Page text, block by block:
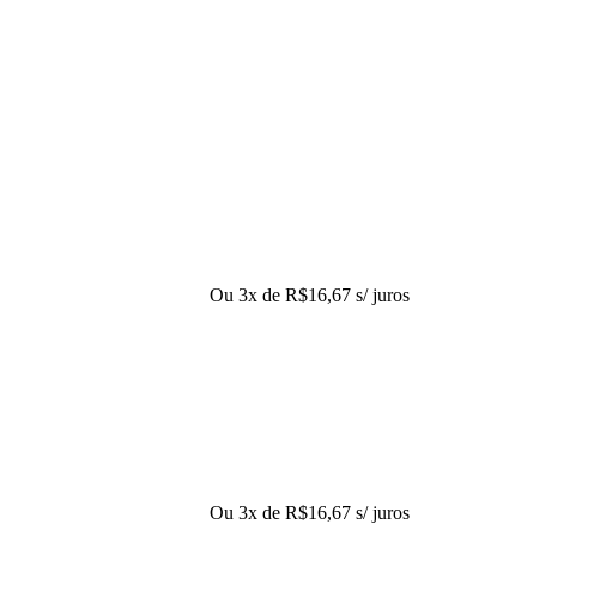
Ou 3x de R$16,67 s/ juros
Ou 3x de R$16,67 s/ juros